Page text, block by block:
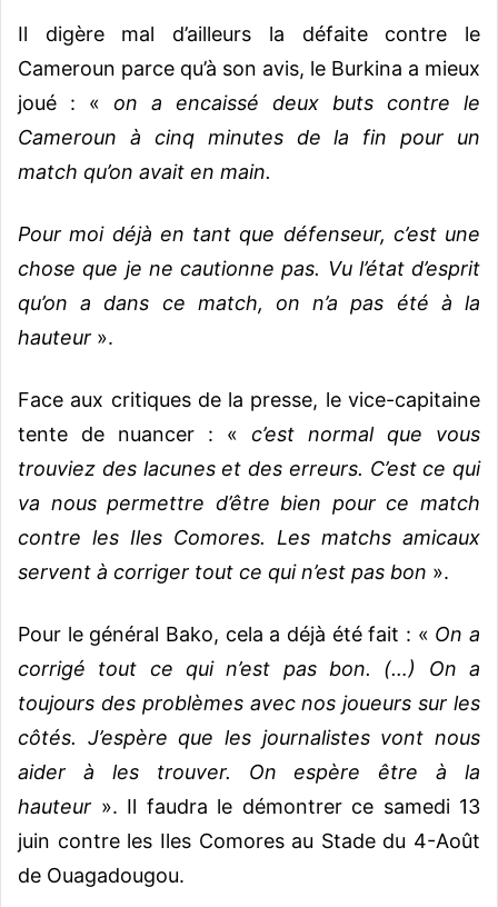
Il digère mal d’ailleurs la défaite contre le
Cameroun parce qu’à son avis, le Burkina a mieux
joué : « on a encaissé deux buts contre le
Cameroun à cinq minutes de la fin pour un
match qu’on avait en main.
Pour moi déjà en tant que défenseur, c’est une
chose que je ne cautionne pas. Vu l’état d’esprit
qu’on a dans ce match, on n’a pas été à la
hauteur ».
Face aux critiques de la presse, le vice-capitaine
tente de nuancer : « c’est normal que vous
trouviez des lacunes et des erreurs. C’est ce qui
va nous permettre d’être bien pour ce match
contre les Iles Comores. Les matchs amicaux
servent à corriger tout ce qui n’est pas bon ».
Pour le général Bako, cela a déjà été fait : « On a
corrigé tout ce qui n’est pas bon. (…) On a
toujours des problèmes avec nos joueurs sur les
côtés. J’espère que les journalistes vont nous
aider à les trouver. On espère être à la
hauteur ». Il faudra le démontrer ce samedi 13
juin contre les Iles Comores au Stade du 4-Août
de Ouagadougou.